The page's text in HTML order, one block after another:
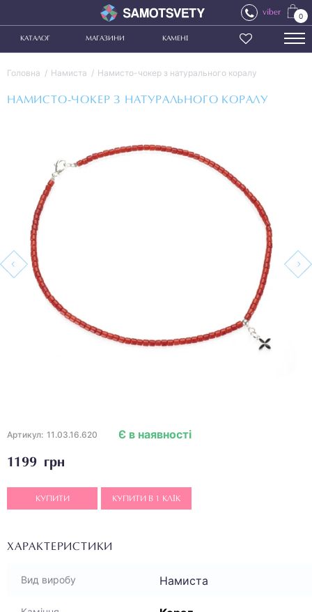
viber 0
КАТАЛОГ МАГАЗИНИ КАМЕНІ
Головна Намиста Намисто-чокер з натурального коралу
НАМИСТО-ЧОКЕР З НАТУРАЛЬНОГО КОРАЛУ
Артикул: 11.03.16.620
1199 грн
Є в наявності
КУПИТИ КУПИТИ В 1 КЛІК
ХАРАКТЕРИСТИКИ
Вид виробу Намиста